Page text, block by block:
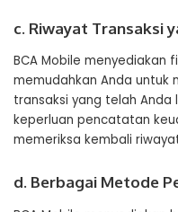
c. Riwayat Transaksi
BCA Mobile menyediakan
memudahkan Anda untuk
transaksi yang telah Anda
keperluan pencatatan
memeriksa kembali
d. Berbagai Metode